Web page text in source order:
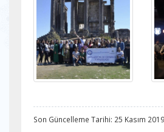
Son Güncelleme Tarihi: 25 Kasım